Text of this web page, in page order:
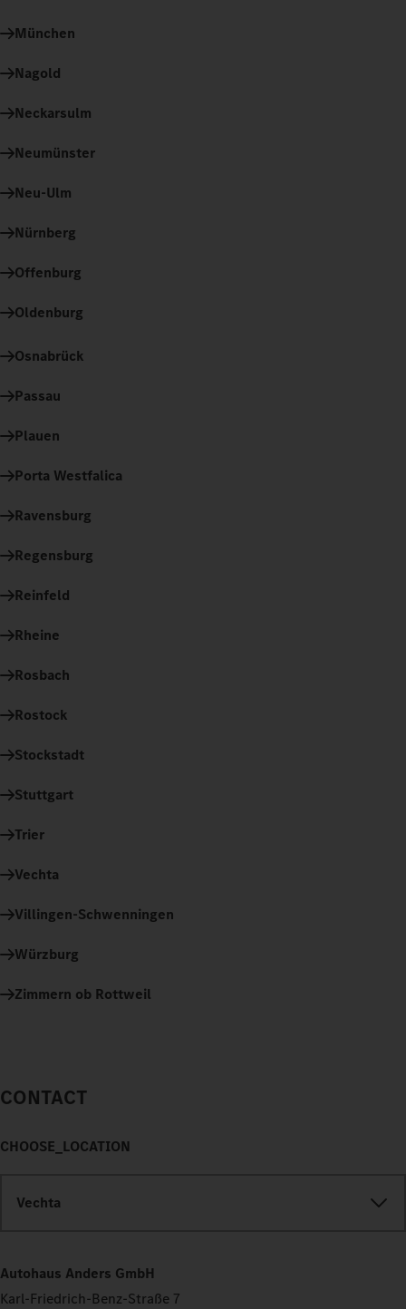
München
Nagold
Neckarsulm
Neumünster
Neu-Ulm
Nürnberg
Offenburg
Oldenburg
Osnabrück
Passau
Plauen
Porta Westfalica
Ravensburg
Regensburg
Reinfeld
Rheine
Rosbach
Rostock
Stockstadt
Stuttgart
Trier
Vechta
Villingen-Schwenningen
Würzburg
Zimmern ob Rottweil
CONTACT
CHOOSE_LOCATION
Vechta
Autohaus Anders GmbH
Karl-Friedrich-Benz-Straße 7